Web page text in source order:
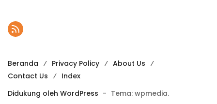
Beranda Privacy Policy
About Us
Contact Us
Index
Didukung oleh WordPress - Tema: wpmedia.